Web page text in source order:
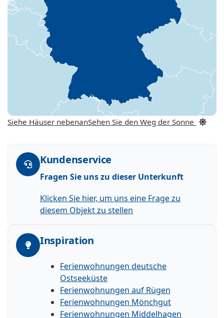
Siehe Häuser nebenanSehen Sie den Weg der Sonne
Kundenservice
Fragen Sie uns zu dieser Unterkunft
Klicken Sie hier, um uns eine Frage zu
diesem Objekt zu stellen
Inspiration
Ferienwohnungen deutsche
Ostseeküste
Ferienwohnungen auf Rügen
Ferienwohnungen Mönchgut
Ferienwohnungen Middelhagen